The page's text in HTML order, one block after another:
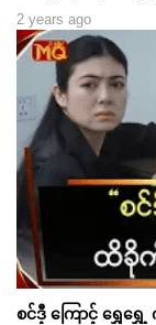
2 years ago
စင်ဒီ့ ကြောင့် ရွှေရွှ